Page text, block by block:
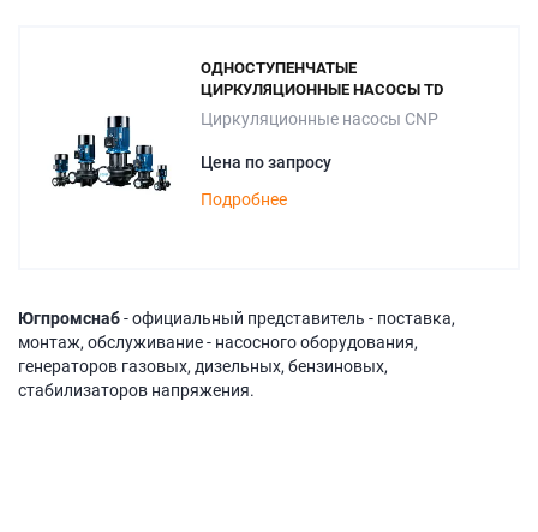
ОДНОСТУПЕНЧАТЫЕ
ЦИРКУЛЯЦИОННЫЕ НАСОСЫ TD
Циркуляционные насосы CNP
Цена по запросу
Подробнее
Югпромснаб- официальный представитель - поставка,
монтаж, обслуживание - насосного оборудования,
генераторов газовых, дизельных, бензиновых,
стабилизаторов напряжения.